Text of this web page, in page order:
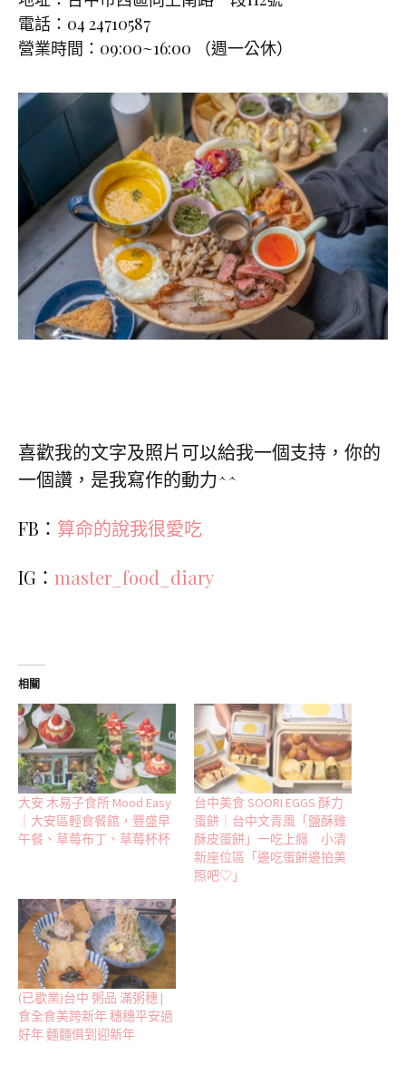
電話：04 24710587
營業時間：09:00~16:00 （週一公休）
喜歡我的文字及照片可以給我一個支持，你的
一個讚，是我寫作的動力^^
FB： 算命的說我很愛吃
IG： master_food_diary
相關
大安 木易子食所 Mood Easy
｜大安區輕食餐館，豐盛早
午餐、草莓布丁、草莓杯杯
台中美食 SOORI EGGS 酥力
蛋餅｜台中文青風「鹽酥雞
酥皮蛋餅」一吃上癮 小清
新座位區「邊吃蛋餅邊拍美
照吧♡」
(已歇業)台中 粥品 滿粥穗 |
食全食美跨新年 穗穗平安過
好年 麵麵俱到迎新年